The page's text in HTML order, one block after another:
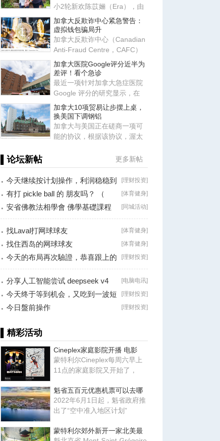
小2轮新欢陈苡㛤（Era），由
于她自称台大“3硕1博”、智商
加拿大反欺诈中心紧急警告：
虚拟钱包骗局升
加拿大反欺诈中心（Canadian
Anti-Fraud Centre，CAFC）
近日发布最新警告，提醒所有
使
加拿大医院Google评分近半为
差评！看个急诊
最近一项针对加拿大急症医院
Google 评分的研究显示，在
2017-2022 年间，研究团队共
加拿大10项贸易让步摆上桌，
换美国下调钢铝
加拿大与美国正在磋商一项可
能的协议，根据该协议，渥太
▌论坛新帖 更多新帖
[理财投资]
今天继续按计划操作，利润稳稳到
手！
[体育健身]
有打 pickle ball 的 朋友吗？ （
Brossard
[同城活动]
安省佛教法相學會 佛學基礎課程
（第二十八
[体育健身]
找Laval打网球球友
[体育健身]
找住西岛的网球球友
[理财投资]
今天的布局再次驗證，恭喜跟上的
朋友！
[电脑电讯]
分享人工智能尝试 deepseek v4
falsh, 据说
[理财投资]
今天终于等到机会，又吃到一波短
线利润！
[理财投资]
今日盤前操作
▌精彩活动
Cineplex家庭影院开播 电影
蒙特利尔Cineplex每周六早上
11点的家庭影院又开始了，
魁省五百元优惠机票可以去哪
2022年6月1日起，魁省政府推
出了“空中准入地区计划”
蒙特利尔郊外新开一家北美最